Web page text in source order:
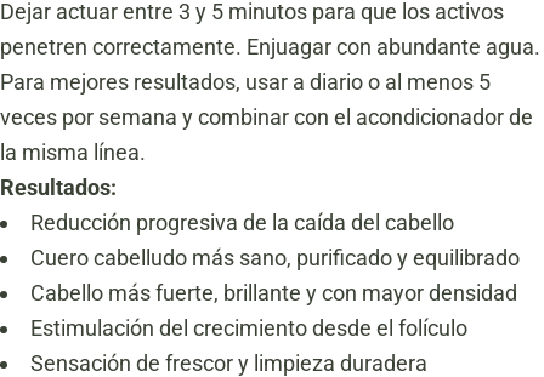
Dejar actuar entre 3 y 5 minutos para que los activos
penetren correctamente. Enjuagar con abundante agua.
Para mejores resultados, usar a diario o al menos 5
veces por semana y combinar con el acondicionador de
la misma línea.
Resultados:
Reducción progresiva de la caída del cabello
Cuero cabelludo más sano, purificado y equilibrado
Cabello más fuerte, brillante y con mayor densidad
Estimulación del crecimiento desde el folículo
Sensación de frescor y limpieza duradera